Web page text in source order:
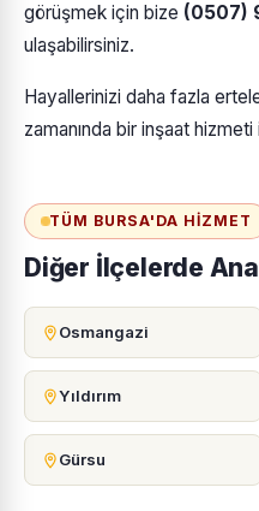
görüşmek için bize (0507)
ulaşabilirsiniz.
Hayallerinizi daha fazla
zamanında bir inşaat
TÜM BURSA'DA HIZMET
Diğer İlçelerde
Osmangazi
Yıldırım
Gürsu